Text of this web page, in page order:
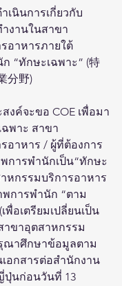
เนินการเกี่ยวกับ
ำงานในสาขา
อาหารภายใต้
“ทักษะเฉพาะ” (特
分野)
ฉพาะ สาขา
อาหาร / ผู้ที่ต้องการ
การพำนักเป็น“ทักษะ
หกรรมบริการอาหาร
การพำนัก “ตาม
อเตรียมเปลี่ยนเป็น
าขาอุตสาหกรรม
ณาศึกษาข้อมูลตาม
อกสารต่อสำนักงาน
ปุ่นก่อนวันที่ 13